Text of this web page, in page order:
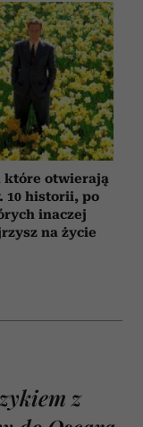
które otwierają
10 historii, po
inaczej
na życie
z